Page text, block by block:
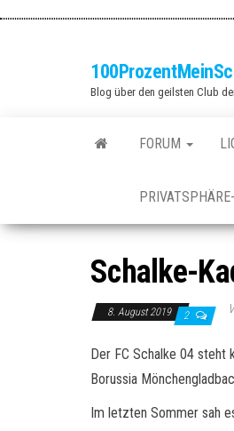
Blog über den geilsten Club
FORUM
Schalke-
8. August 2019 2
Der FC Schalke 04 steht
Borussia
Im letzten Sommer sah